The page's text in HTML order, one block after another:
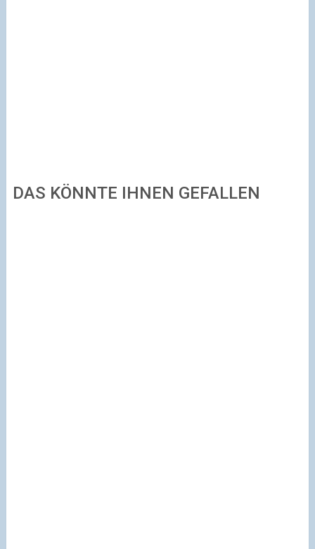
DAS KÖNNTE IHNEN GEFALLEN